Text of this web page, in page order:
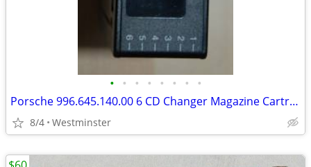
• • • • • • • •
Porsche 996.645.140.00 6 CD Changer Magazine Cartridge
8/4 Westminster